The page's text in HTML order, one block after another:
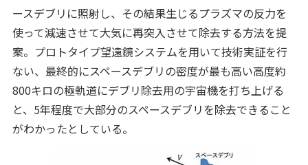
ースデブリに照射し、その結果生じるプラズマの反力を
使って減速させて大気に再突入させて除去する方法を提
案。プロトタイプ望遠鏡システムを用いて技術実証を行
ない、最終的にスペースデブリの密度が最も高い高度約
800キロの極軌道にデブリ除去用の宇宙機を打ち上げる
と、5年程度で大部分のスペースデブリを除去できること
がわかったとしている。